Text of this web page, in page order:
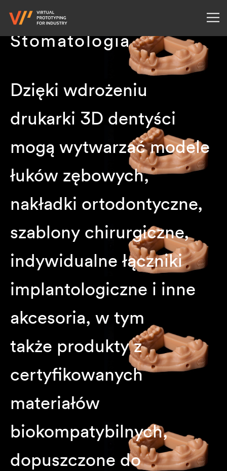
Stomatologia
Dzięki wdrożeniu
drukarki 3D dentyści
mogą wytwarzać modele
łuków zębowych,
nakładki ortodontyczne,
szablony chirurgiczne,
indywidualne łączniki
implantologiczne i inne
akcesoria, w tym
także produkty z
certyfikowanych
materiałów
biokompatybilnych,
dopuszczone do